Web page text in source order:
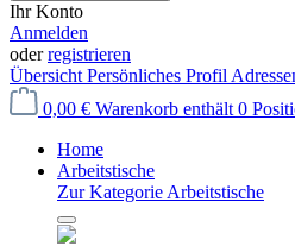
Ihr Konto
Anmelden
oderregistrieren
Übersicht Persönliches Profil
0,00 € Warenkorb enthält 0
Home
Arbeitstische
Zur Kategorie Arbeitstische